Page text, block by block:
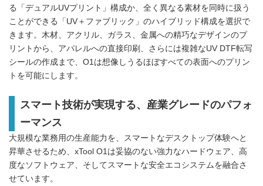
る「デュアルUVプリント」構成か、全く異なる素材を同時に扱う
ことができる「UV＋ファブリック」のハイブリッド構成を選択で
きます。木材、アクリル、ガラス、金属への精巧なデザインのプ
リントから、アパレルへの直接印刷、さらには複雑なUV DTF転写
シールの作成まで、O1は想像しうるほぼすべての表面へのプリン
トを可能にします。
スマート技術が実現する、産業グレードのパフォ
ーマンス
大規模な業務用の生産能力を、スマートなデスクトップ体験へと
昇華させるため、xTool O1は妥協のない強力なハードウェア、高
度なソフトウェア、そしてスマートな安全エコシステムを融合さ
せています。